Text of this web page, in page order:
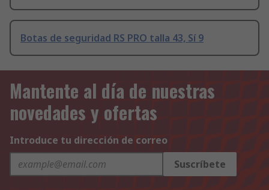
Botas de seguridad RS PRO talla 43, Sí 9
Mantente al día de nuestras
novedades y ofertas
Introduce tu dirección de correo
Suscríbete